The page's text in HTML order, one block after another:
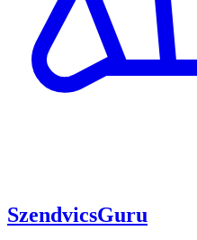
SzendvicsGuru